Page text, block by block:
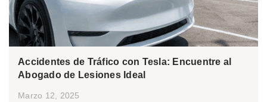
Accidentes de Tráfico con Tesla: Encuentre al
Abogado de Lesiones Ideal
Marzo 12, 2025